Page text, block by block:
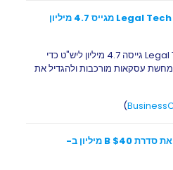
Legal Tech Startup StructureFlow מגייס 4.7 מיליון
Legal Tech StructureFlow גייסה 4.7 מיליון ליש"ט כדי
עסקאות מורכבות ולהגדיל את
)
קבוצת StepStone מובילה את סדרת B $40 מיליון ב-